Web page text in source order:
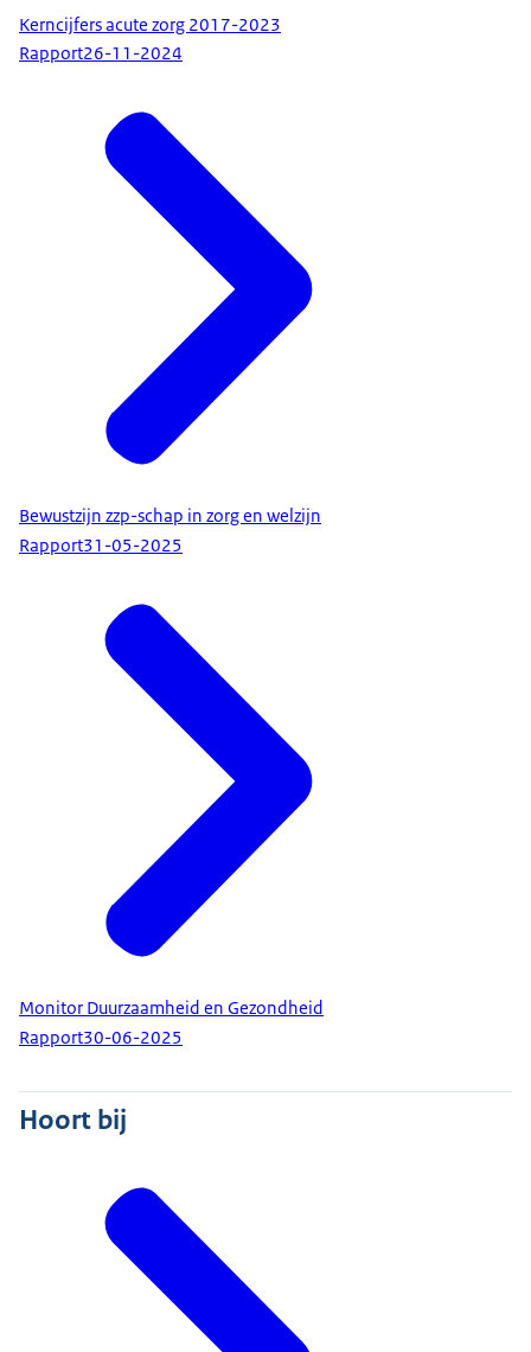
Kerncijfers acute zorg 2017-2023
Rapport26-11-2024
Bewustzijn zzp-schap in zorg en welzijn
Rapport31-05-2025
Monitor Duurzaamheid en Gezondheid
Rapport30-06-2025
Hoort bij